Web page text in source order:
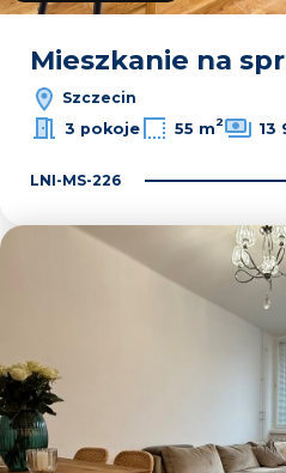
Mieszkanie na
Szczecin
3 pokoje
55 m2 13
LNI-MS-226